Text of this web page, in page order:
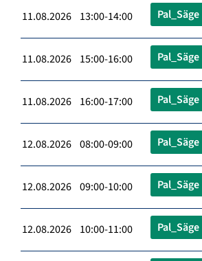
11.08.2026 13:00-14:00 Pal_Säge
11.08.2026 15:00-16:00 Pal_Säge
11.08.2026 16:00-17:00 Pal_Säge
12.08.2026 08:00-09:00 Pal_Säge
12.08.2026 09:00-10:00 Pal_Säge
12.08.2026 10:00-11:00 Pal_Säge